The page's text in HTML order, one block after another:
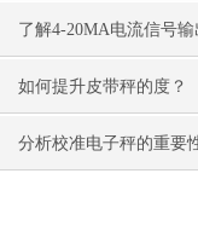
点
了解4-20MA电流信号
原理
如何提升皮带秤的度？
分析校准电子秤的重要